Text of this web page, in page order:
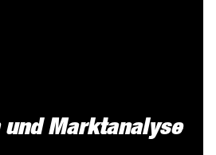
und Marktanalyse